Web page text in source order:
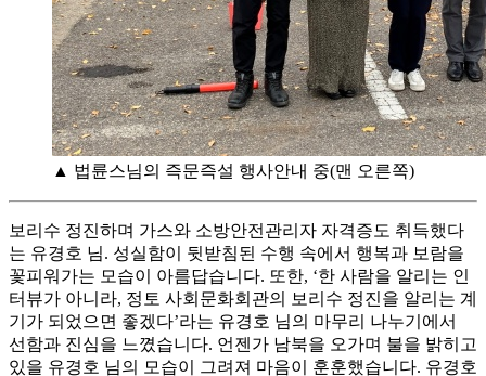
▲ 법륜스님의 즉문즉설 행사안내 중(맨 오른쪽)
보리수 정진하며 가스와 소방안전관리자 자격증도 취득했다
는 유경호 님. 성실함이 뒷받침된 수행 속에서 행복과 보람을
꽃피워가는 모습이 아름답습니다. 또한, ‘한 사람을 알리는 인
터뷰가 아니라, 정토 사회문화회관의 보리수 정진을 알리는 계
기가 되었으면 좋겠다’라는 유경호 님의 마무리 나누기에서
선함과 진심을 느꼈습니다. 언젠가 남북을 오가며 불을 밝히고
있을 유경호 님의 모습이 그려져 마음이 훈훈했습니다. 유경호